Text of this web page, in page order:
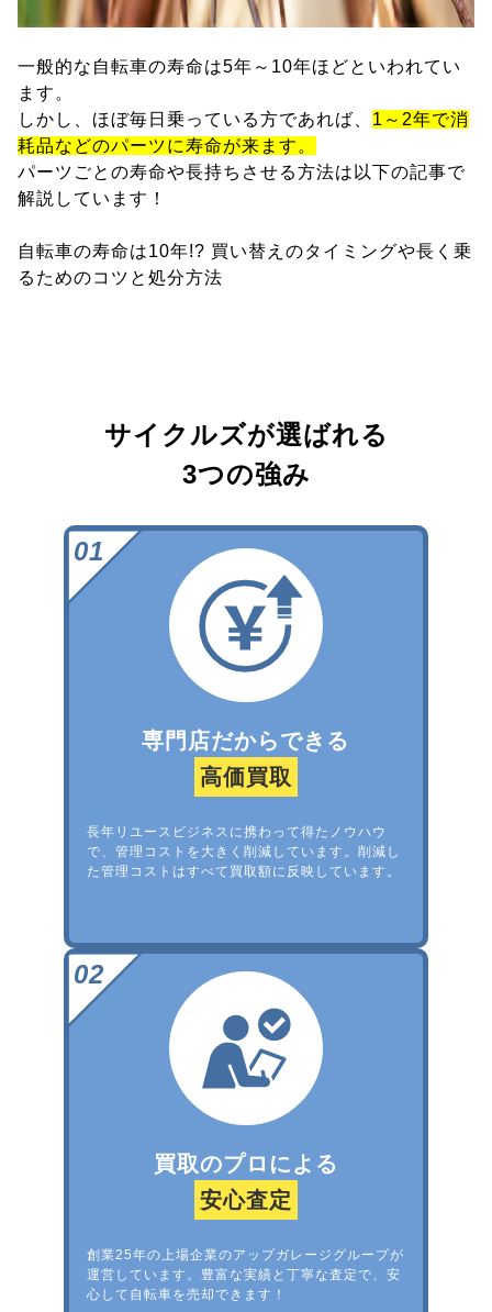
一般的な自転車の寿命は5年～10年ほどといわれてい
ます。
しかし、ほぼ毎日乗っている方であれば、 1～2年で消
耗品などのパーツに寿命が来ます。
パーツごとの寿命や長持ちさせる方法は以下の記事で
解説しています！
自転車の寿命は10年!? 買い替えのタイミングや長く乗
るためのコツと処分方法
サイクルズが選ばれる
3つの強み
専門店だからできる
高価買取
長年リユースビジネスに携わって得たノウハウ
で、管理コストを大きく削減しています。削減し
た管理コストはすべて買取額に反映しています。
買取のプロによる
安心査定
創業25年の上場企業のアップガレージグループが
運営しています。豊富な実績と丁寧な査定で、安
心して自転車を売却できます！